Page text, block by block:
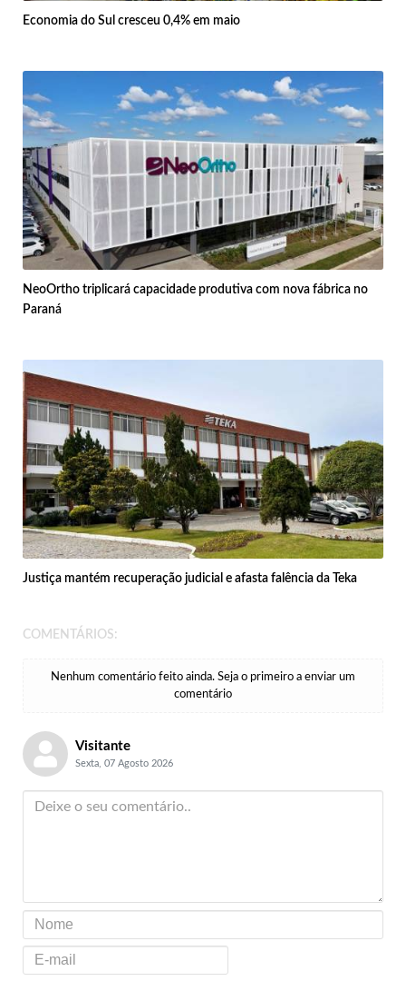
Economia do Sul cresceu 0,4% em maio
NeoOrtho triplicará capacidade produtiva com nova fábrica no
Paraná
Justiça mantém recuperação judicial e afasta falência da Teka
COMENTÁRIOS:
Nenhum comentário feito ainda. Seja o primeiro a enviar um
comentário
Visitante
Sexta, 07 Agosto 2026